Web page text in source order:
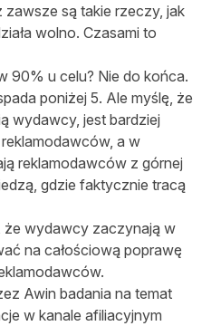
są takie rzeczy, jak
wolno. Czasami to
90% u celu? Nie do końca.
poniżej 5. Ale myślę, że
wydawcy, jest bardziej
a w
reklamodawców z górnej
gdzie faktycznie tracą
że wydawcy zaczynają w
na całościową poprawę
Awin badania na temat
w kanale afiliacyjnym